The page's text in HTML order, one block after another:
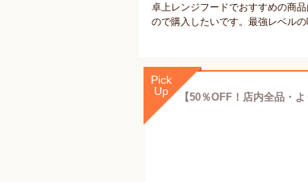
卓上レンジフードでおすすめの商
ので購入したいです。最強レベル
Pick
Up